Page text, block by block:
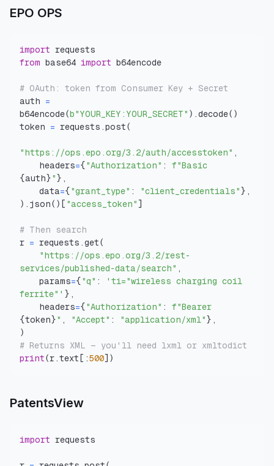
EPO OPS
import
from base64 import
# OAuth: token from Consumer Key + Secret
auth =
b64encode(b"YOUR_KEY:YOUR_SECRET" ) .decode( )
token = requests .post(
"https://ops.epo.org/3.2/auth/accesstoken" ,
    headers
={ "Authorization" :
{auth}" } ,
    data
={ "grant_type" : "client_credentials" } ,
) . json( ) [ "access_token" ]
# Then search
r = requests .get(
"https://ops.epo.org/3.2/rest-
services/published-data/search" ,
    params
={ "q" :
'ti="wireless charging coil
ferrite"' } ,
    headers
={ "Authorization" :
{token}" , "Accept" : "application/xml" } ,
)
# Returns XML — you'll need lxml or xmltodict
print(r .text [ :500] )
PatentsView
import